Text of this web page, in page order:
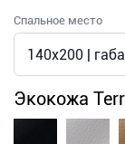
Спальное место
Экокожа